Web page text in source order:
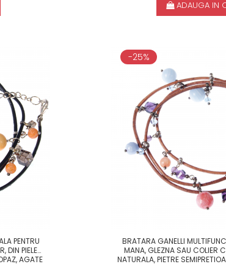
ADAUGA IN
PENTRU
DIN PIELE
AGATE
-25%
BRATARA GANELLI
MANA, GLEZNA SAU COLIER
NATURALA, PIETRE